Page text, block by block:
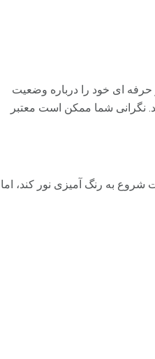
حرفه ای خود را درباره وضعیت
نگرانی شما ممکن است معتبر
به رنگ آمیزی نور کند، اما